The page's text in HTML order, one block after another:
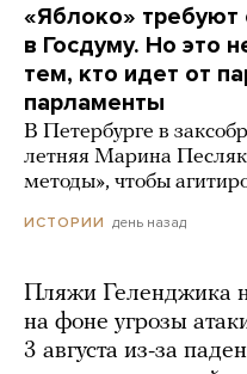
«Яблоко» требуют
в Госдуму. Но это
тем, кто идет от
парламенты
В Петербурге в
летняя Марина
методы», чтобы
ИСТОРИИ день назад
Пляжи Геленджика
на фоне угрозы
3 августа из-за